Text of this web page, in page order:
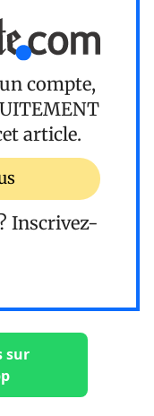
compte,
article.
Inscrivez-
sur